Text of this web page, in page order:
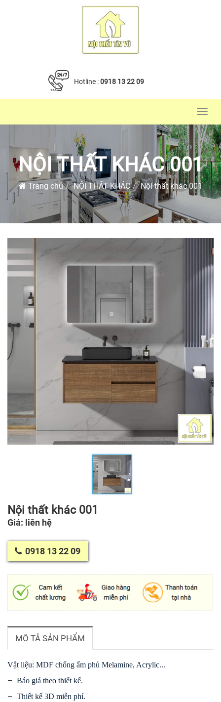
Hotline :0918 13 22 09
NỘI THẤT KHÁC 001
Trang chủ NỘI THẤT KHÁC Nội thất khác 001
Nội thất khác 001
Giá: liên hệ
0918 13 22 09
MÔ TẢ SẢN PHẨM
Vật liệu: MDF chống ẩm phủ Melamine, Acrylic...
– Báo giá theo thiết kế.
– Thiết kế 3D miễn phí.